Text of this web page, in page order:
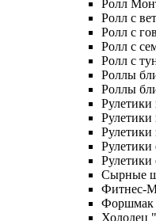
Ролл
Ролл с
Ролл с
Ролл с
Ролл с
Роллы
Роллы
Рулетики
Рулетики
Рулетики
Сырные
Фитнес-
Форшмак
Холодец